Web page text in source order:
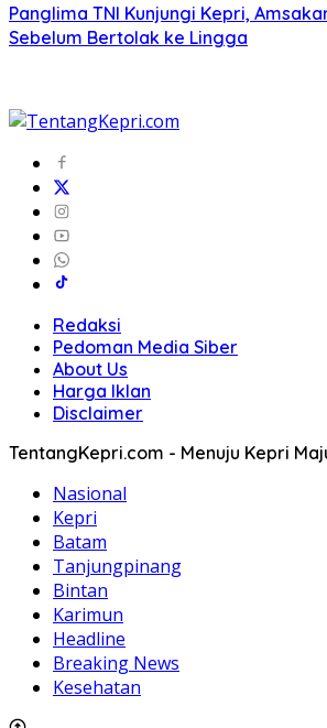
Panglima TNI Kunjungi Kepri,
Sebelum Bertolak ke Lingga
Redaksi
Pedoman Media Siber
About Us
Harga Iklan
Disclaimer
TentangKepri.com - Menuju Kepri
Nasional
Kepri
Batam
Tanjungpinang
Bintan
Karimun
Headline
Breaking News
Kesehatan